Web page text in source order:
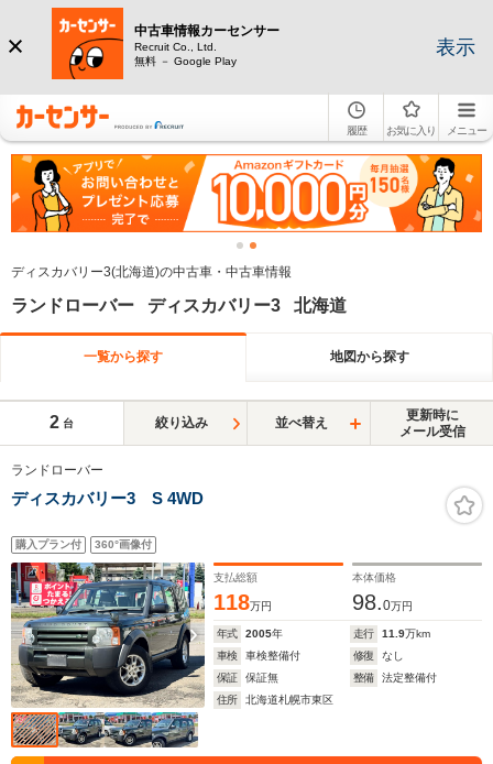
中古車情報カーセンサー
Recruit Co., Ltd.
無料 － Google Play
表示
履歴 お気に入り メニュー
ディスカバリー3(北海道)の中古車・中古車情報
ランドローバー ディスカバリー3 北海道
一覧から探す 地図から探す
2 台 絞り込み 並べ替え
更新時に
メール受信
ランドローバー
ディスカバリー3 S 4WD
購入プラン付 360°画像付
支払総額
118万円
本体価格
98.0万円
年式 2005年 走行 11.9万km
車検
車検整備付 修復
なし
保証
保証無 整備
法定整備付
住所
北海道札幌市東区